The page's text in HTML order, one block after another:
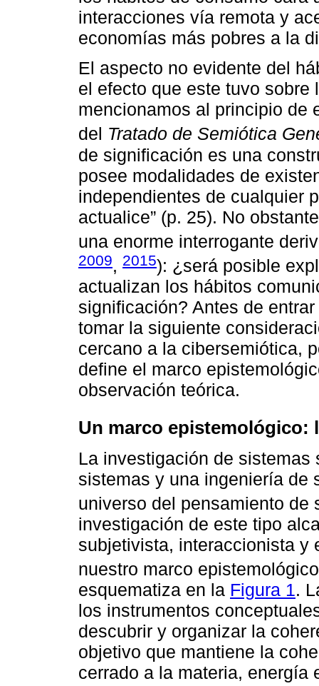
interacciones vía remota y
economías más pobres a la
El aspecto no evidente del
el efecto que este tuvo
mencionamos al principio de
del Tratado de Semiótica
de significación es una
posee modalidades de
independientes de cualquier
actualice” (p. 25). No
una enorme interrogante
2009, 2015): ¿será posible
actualizan los hábitos
significación? Antes de
tomar la siguiente
cercano a la cibersemiótica,
define el marco
observación teórica.
Un marco epistemológico:
La investigación de
sistemas y una ingeniería de
universo del pensamiento de
investigación de este tipo
subjetivista, interaccionista y
nuestro marco
esquematiza en la Figura 1.
los instrumentos
descubrir y organizar la
objetivo que mantiene la
cerrado a la materia, energía